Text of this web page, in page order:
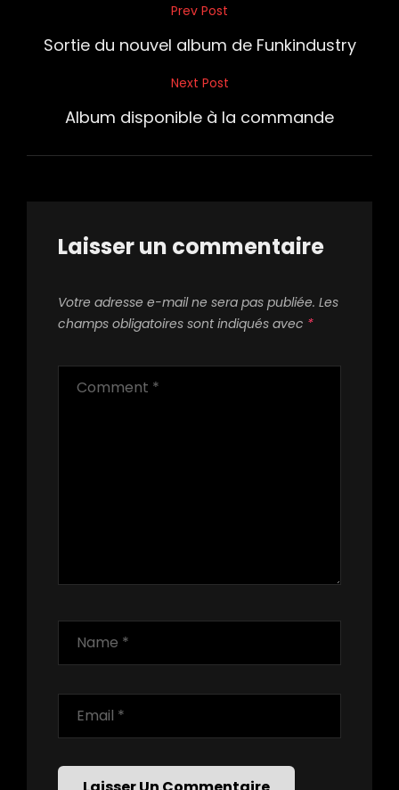
de
Post
Prev Post
Sortie du nouvel album de Funkindustry
Next Post
Album disponible à la commande
Laisser un commentaire
Votre adresse e-mail ne sera pas publiée. Les
champs obligatoires sont indiqués avec *